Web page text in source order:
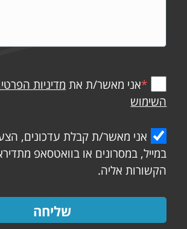
*אני מאשר/ת את מדיניות
השימוש
אני מאשר/ת קבלת עדכונים,
במייל, במסרונים או בוואטסאפ
הקשורות אליה.
שליחה